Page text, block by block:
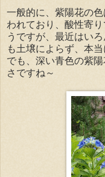
一般的に、紫陽花の
われており、酸性寄
うですが、最近はい
も土壌によらず、本
でも、深い青色の紫
さですね～